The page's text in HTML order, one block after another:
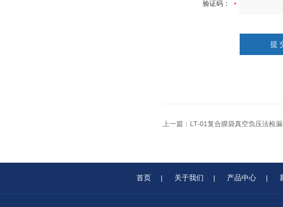
验证码：
上一篇： LT-01复合膜袋真空负压法检
首页 | 关于我们 | 产品中心 |